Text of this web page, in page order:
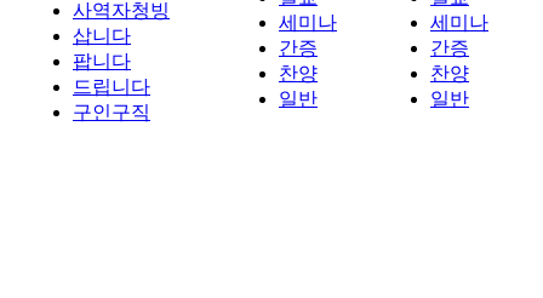
사역자청빙
삽니다
팝니다
드립니다
구인구직
세미나
간증
찬양
일반
세미나
간증
찬양
일반